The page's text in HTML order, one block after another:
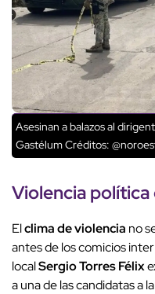
Asesinan a balazos al
GastélumCréditos:
Violencia política
Elclima de violencia no
antes de los comicios
localSergio Torres Félix
a una de las candidatas a